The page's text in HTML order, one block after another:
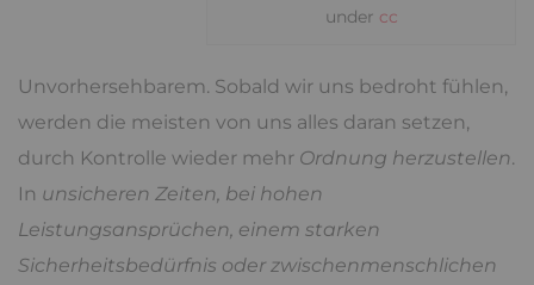
under cc
Unvorhersehbarem. Sobald wir uns bedroht fühlen,
werden die meisten von uns alles daran setzen,
durch Kontrolle wieder mehr Ordnung herzustellen.
In unsicheren Zeiten, bei hohen
Leistungsansprüchen, einem starken
Sicherheitsbedürfnis oder zwischenmenschlichen